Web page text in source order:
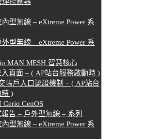
型無線 – eXtreme Power 系
型無線 – eXtreme Power 系
MAN MESH 智慧核心
頁面 – ( AP站台服務啟動時 )
帳戶入口認證機制 – ( AP站台
時 )
Cerio CenOS
告 – 戶外型無線 – 系列
內型無線 – eXtreme Power 系